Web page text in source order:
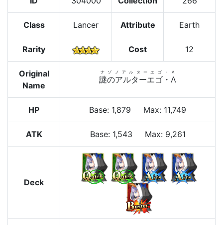
Class Lancer Attribute Earth
Rarity Cost 12
Original
Name
謎のアルターエゴ・Λ
ナゾノアルターエゴ・Λ
HP Base: 1,879 Max: 11,749
ATK Base: 1,543 Max: 9,261
Deck